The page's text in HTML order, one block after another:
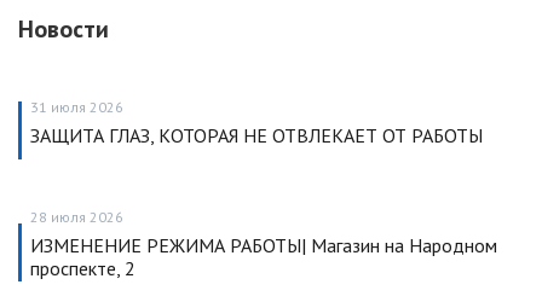
Новости
31 июля 2026
ЗАЩИТА ГЛАЗ, КОТОРАЯ НЕ ОТВЛЕКАЕТ ОТ РАБОТЫ
28 июля 2026
ИЗМЕНЕНИЕ РЕЖИМА РАБОТЫ| Магазин на Народном
проспекте, 2